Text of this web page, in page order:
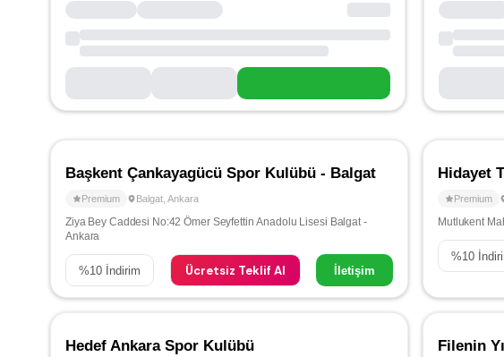
Başkent Çankayagücü Spor Kulübü - Balgat
Premium Balgat Ankara
Ziya Bey Caddesi No:42 Ömer Seyfettin Anadolu Lisesi Balgat -
Ankara
%10 İndirim Ücretsiz Teklif Al İletişim
Premium
Mutlukent
%10
Hedef Ankara Spor Kulübü